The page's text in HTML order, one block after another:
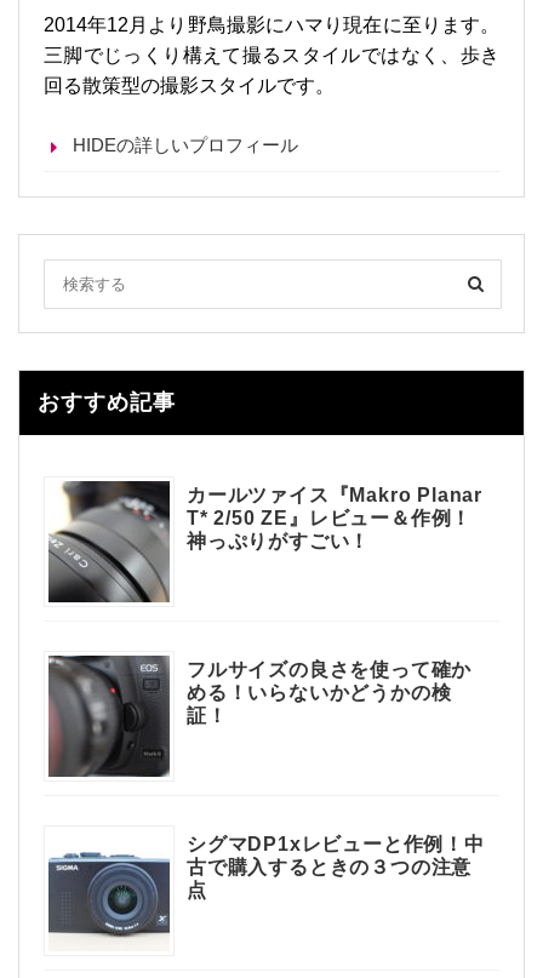
2014年12月より野鳥撮影にハマり現在に至ります。
三脚でじっくり構えて撮るスタイルではなく、歩き
回る散策型の撮影スタイルです。
HIDEの詳しいプロフィール
おすすめ記事
カールツァイス『Makro Planar
T* 2/50 ZE』レビュー＆作例！
神っぷりがすごい！
フルサイズの良さを使って確か
める！いらないかどうかの検
証！
シグマDP1xレビューと作例！中
古で購入するときの３つの注意
点